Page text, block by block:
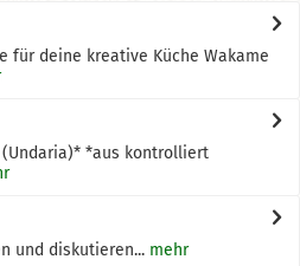
für deine kreative Küche Wakame
(Undaria)* *aus kontrolliert
und diskutieren... mehr